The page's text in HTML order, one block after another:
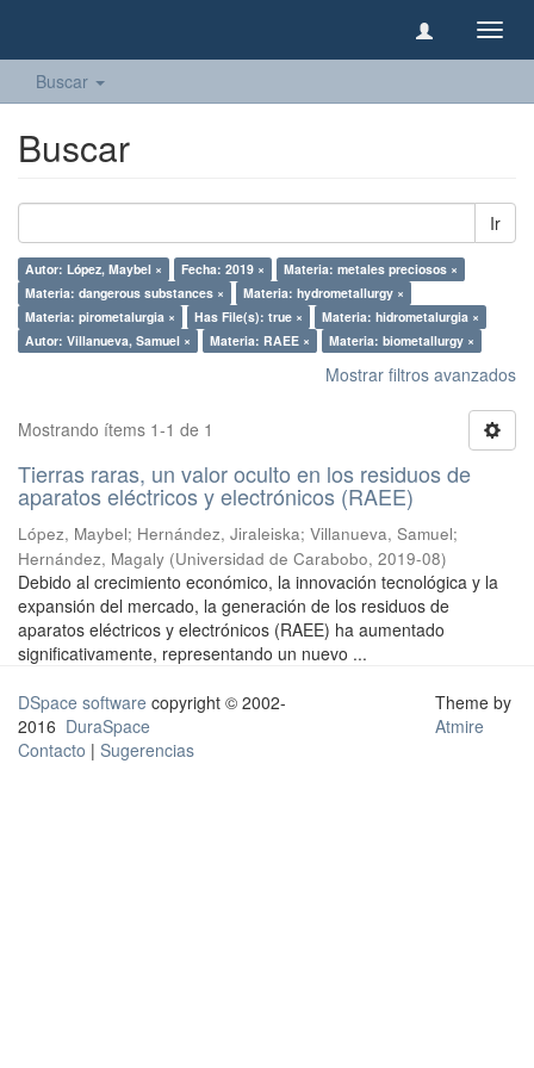
Buscar
Buscar
Ir
Autor: López, Maybel × Fecha: 2019 ×
Materia: metales preciosos ×
Materia: dangerous substances ×
Materia: hydrometallurgy ×
Materia: pirometalurgia ×
Has File(s): true ×
Materia: hidrometalurgia ×
Autor: Villanueva, Samuel ×
Materia: RAEE × Materia: biometallurgy ×
Mostrar filtros avanzados
Mostrando ítems 1-1 de 1
Tierras raras, un valor oculto en los residuos de
aparatos eléctricos y electrónicos (RAEE)
López, Maybel; Hernández, Jiraleiska; Villanueva, Samuel;
Hernández, Magaly (Universidad de Carabobo, 2019-08)
Debido al crecimiento económico, la innovación tecnológica y la
expansión del mercado, la generación de los residuos de
aparatos eléctricos y electrónicos (RAEE) ha aumentado
significativamente, representando un nuevo ...
DSpace software copyright © 2002-
2016 DuraSpace
Contacto | Sugerencias
Theme by
Atmire